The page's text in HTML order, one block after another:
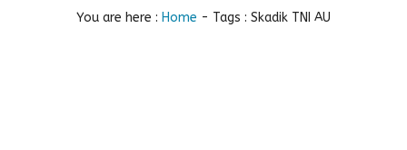
You are here : Home - Tags : Skadik TNI AU